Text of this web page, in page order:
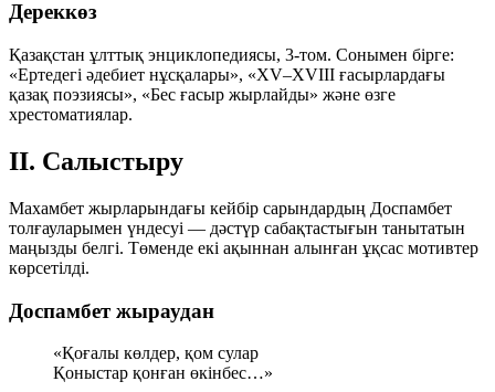
Дереккөз
Қазақстан ұлттық энциклопедиясы, 3-том. Сонымен бірге:
«Ертедегі әдебиет нұсқалары», «XV–XVIII ғасырлардағы
қазақ поэзиясы», «Бес ғасыр жырлайды» және өзге
хрестоматиялар.
II. Салыстыру
Махамбет жырларындағы кейбір сарындардың Доспамбет
толғауларымен үндесуі — дәстүр сабақтастығын танытатын
маңызды белгі. Төменде екі ақыннан алынған ұқсас мотивтер
көрсетілді.
Доспамбет жыраудан
«Қоғалы көлдер, қом сулар
Қоныстар қонған өкінбес…»